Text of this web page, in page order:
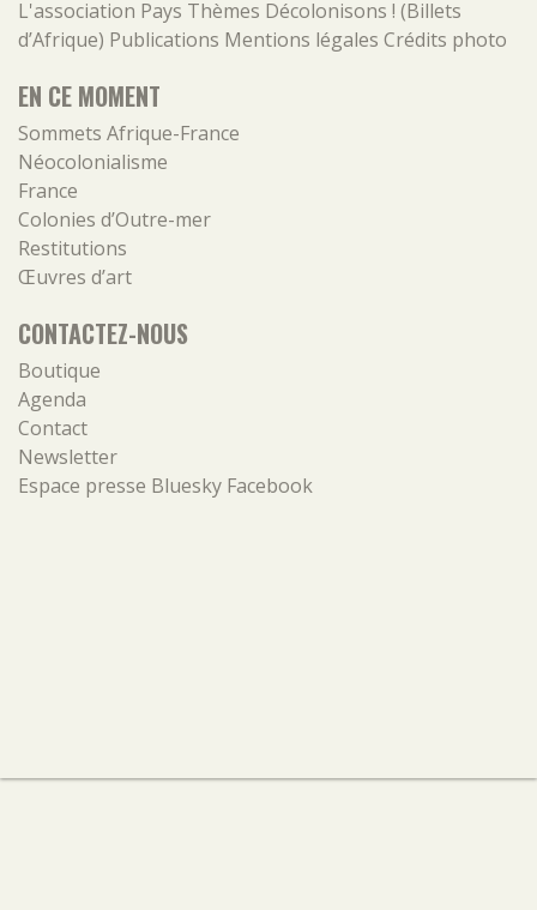
L'association Pays Thèmes Décolonisons ! (Billets
d’Afrique) Publications Mentions légales Crédits photo
EN CE MOMENT
Sommets Afrique-France
Néocolonialisme
France
Colonies d’Outre-mer
Restitutions
Œuvres d’art
CONTACTEZ-NOUS
Boutique
Agenda
Contact
Newsletter
Espace presse Bluesky Facebook